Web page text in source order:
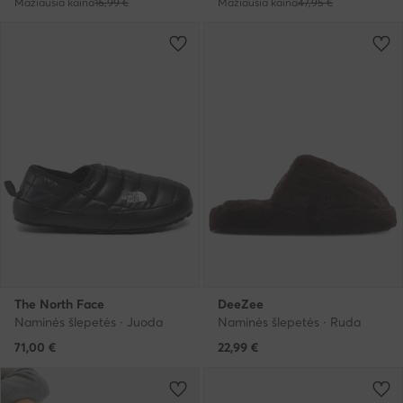
The North Face
Naminės šlepetės · Juoda
71,00 €
DeeZee
Naminės šlepetės · Ruda
22,99 €